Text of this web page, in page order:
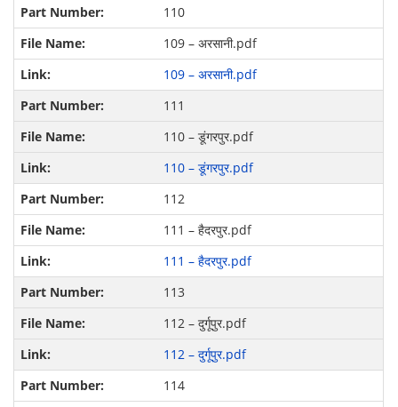
110
109 – अरसानी.pdf
109 – अरसानी.pdf
111
110 – डूंगरपुर.pdf
110 – डूंगरपुर.pdf
112
111 – हैदरपुर.pdf
111 – हैदरपुर.pdf
113
112 – दुर्गूपुर.pdf
112 – दुर्गूपुर.pdf
114